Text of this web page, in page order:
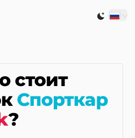
Switch
стоит
Спорткар
?